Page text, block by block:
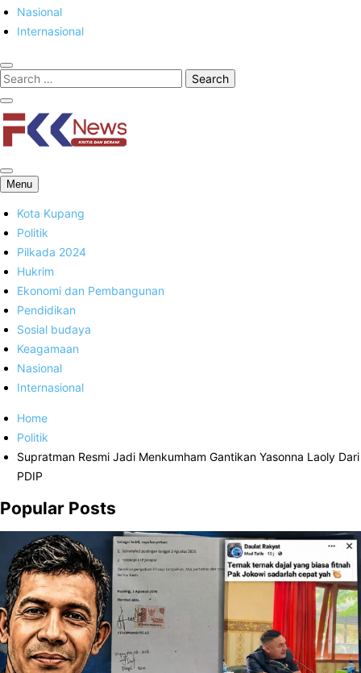
Nasional
Internasional
FKK News
Menu
Kota Kupang
Politik
Pilkada 2024
Hukrim
Ekonomi dan Pembangunan
Pendidikan
Sosial budaya
Keagamaan
Nasional
Internasional
Home
Politik
Supratman Resmi Jadi Menkumham Gantikan Yasonna Laoly Dari
PDIP
Popular Posts